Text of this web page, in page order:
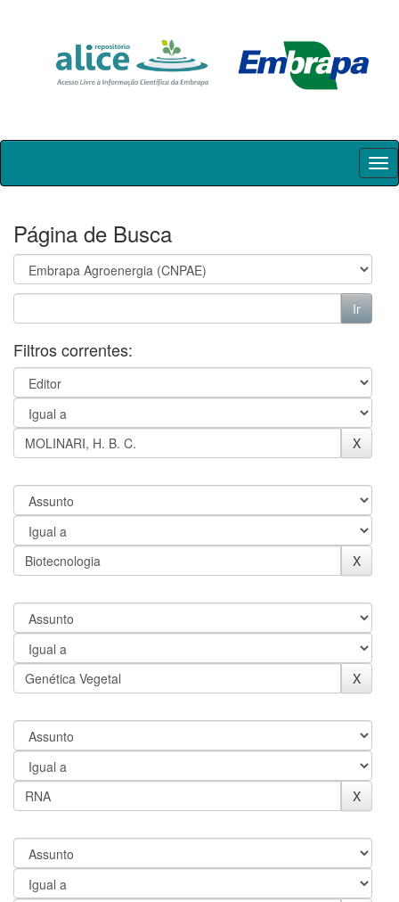
Skip
Página de Busca
Filtros correntes: